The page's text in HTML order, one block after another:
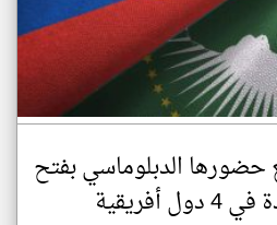
الدبلوماسي بفتح